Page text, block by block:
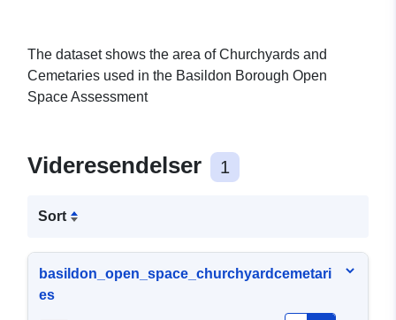
The dataset shows the area of Churchyards and
Cemetaries used in the Basildon Borough Open
Space Assessment
Videresendelser 1
Sort
basildon_open_space_churchyardcemetari
es